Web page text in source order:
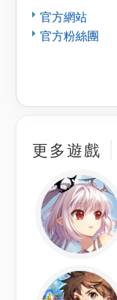
官方網站
官方粉絲團
更多遊戲